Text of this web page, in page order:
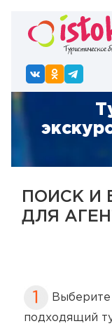
ПОИСК И
ДЛЯ
Выберите